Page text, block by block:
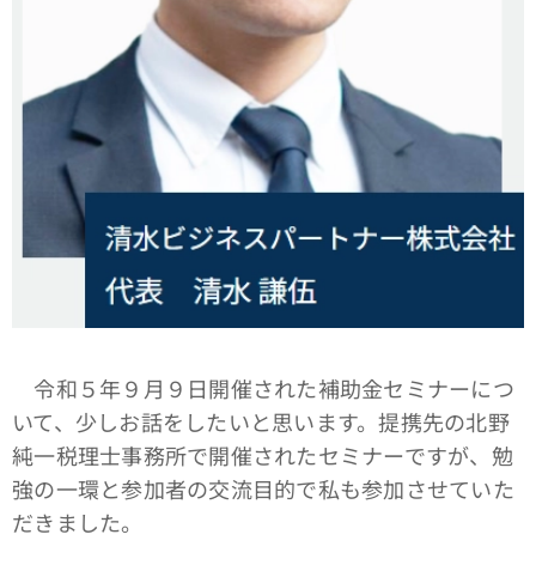
令和５年９月９日開催された補助金セミナーにつ
いて、少しお話をしたいと思います。提携先の北野
純一税理士事務所で開催されたセミナーですが、勉
強の一環と参加者の交流目的で私も参加させていた
だきました。